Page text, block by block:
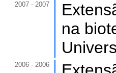
2007 - 2007
na
2006 - 2006